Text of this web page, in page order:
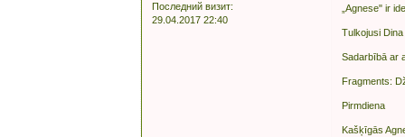
Последний визит:
29.04.2017 22:40
„Agnese" ir
Tulkojusi
Sadarbībā ar
Fragments:
Pirmdiena
Kašķīgās